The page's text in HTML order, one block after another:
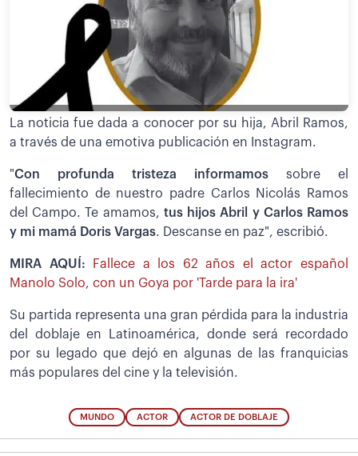
La noticia fue dada a conocer por su hija, Abril Ramos,
a través de una emotiva publicación en Instagram.
"Con profunda tristeza informamos sobre el
fallecimiento de nuestro padre Carlos Nicolás Ramos
del Campo. Te amamos, tus hijos Abril y Carlos Ramos
y mi mamá Doris Vargas. Descanse en paz", escribió.
MIRA AQUÍ:
Fallece a los 62 años el actor español
Manolo Solo, con un Goya por 'Tarde para la ira'
Su partida representa una gran pérdida para la industria
del doblaje en Latinoamérica, donde será recordado
por su legado que dejó en algunas de las franquicias
más populares del cine y la televisión.
MUNDO ACTOR ACTOR DE DOBLAJE